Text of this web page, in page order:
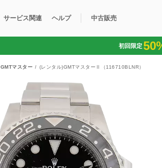
購入可能商品
サービス関連
カリトケ
ヘルプ
Q&A
中古販売
中古販売商品
初回限定
GMTマスター (レンタル)GMTマスターⅡ（116710BLNR）